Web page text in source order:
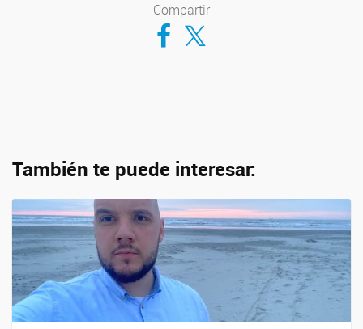
Compartir
Compartir en Facebook
Compartir en Twitter
También te puede interesar: